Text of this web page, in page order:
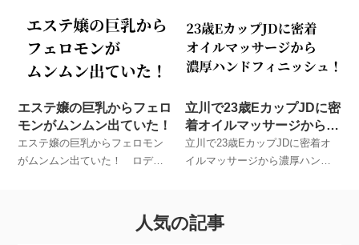
メンズエステでのハプニング体
験談！
メンズエステでのハプニング体
験談！
エステ嬢の巨乳からフェロ
モンがムンムン出ていた！
エステ嬢の巨乳からフェロモン
がムンムン出ていた！ ロデオ
立川で23歳EカップJDに密
着オイルマッサージから濃
厚ハンドフィニッシュ！
立川で23歳EカップJDに密着オ
イルマッサージから濃厚ハンド
テでのハプニング体験談！
人気の記事